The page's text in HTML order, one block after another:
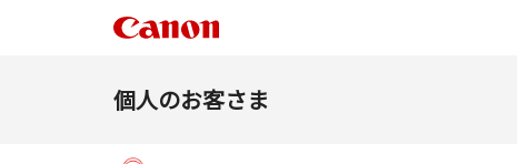
個人のお客さま